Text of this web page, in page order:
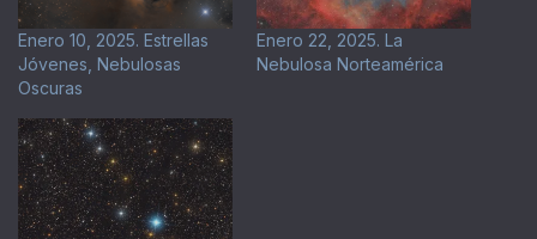
Enero 10, 2025. Estrellas
Jóvenes, Nebulosas
Oscuras
Enero 22, 2025. La
Nebulosa Norteamérica